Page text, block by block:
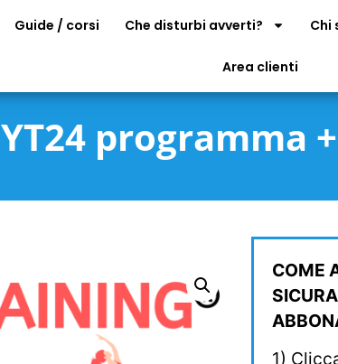
Guide / corsi Che disturbi avverti? Chi
Area clienti
YT24 programma
COME
1)